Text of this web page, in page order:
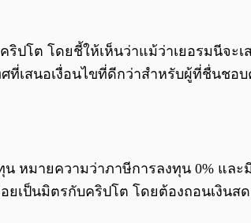
ปโต โดยชี้ให้เห็นว่าแม้ว่าเยอรมนีจ
ที่เสนอเงื่อนไขที่ดีกว่าสำหรับผู้ที่ชื่นชอ
น หมายความว่าภาษีการลงทุน 0% แ
เป็นมิตรกับคริปโต โดยต้องถอนเงินส